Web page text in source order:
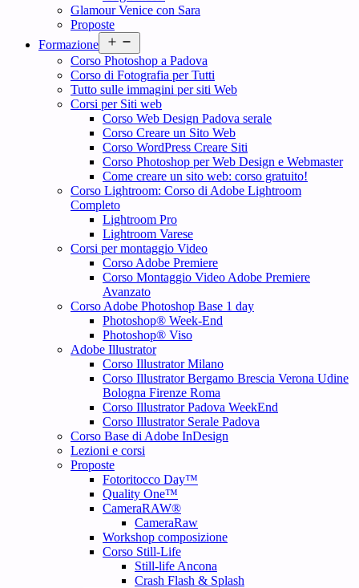
Glamour Venice con Sara
Proposte
Formazione
menu
Corso Photoshop a Padova
Corso di Fotografia per Tutti
Tutto sulle immagini per siti Web
Corsi per Siti web
Corso Web Design Padova serale
Corso Creare un Sito Web
Corso WordPress Creare Siti
Corso Photoshop per Web Design e Webmaster
Come creare un sito web: corso gratuito!
Corso Lightroom: Corso di Adobe Lightroom
Completo
Lightroom Pro
Lightroom Varese
Corsi per montaggio Video
Corso Adobe Premiere
Corso Montaggio Video Adobe Premiere
Avanzato
Corso Adobe Photoshop Base 1 day
Photoshop® Week-End
Photoshop® Viso
Adobe Illustrator
Corso Illustrator Milano
Corso Illustrator Bergamo Brescia Verona Udine
Bologna Firenze Roma
Corso Illustrator Padova WeekEnd
Corso Illustrator Serale Padova
Corso Base di Adobe InDesign
Lezioni e corsi
Proposte
Fotoritocco Day™
Quality One™
CameraRAW®
CameraRaw
Workshop composizione
Corso Still-Life
Still-life Ancona
Crash Flash & Splash